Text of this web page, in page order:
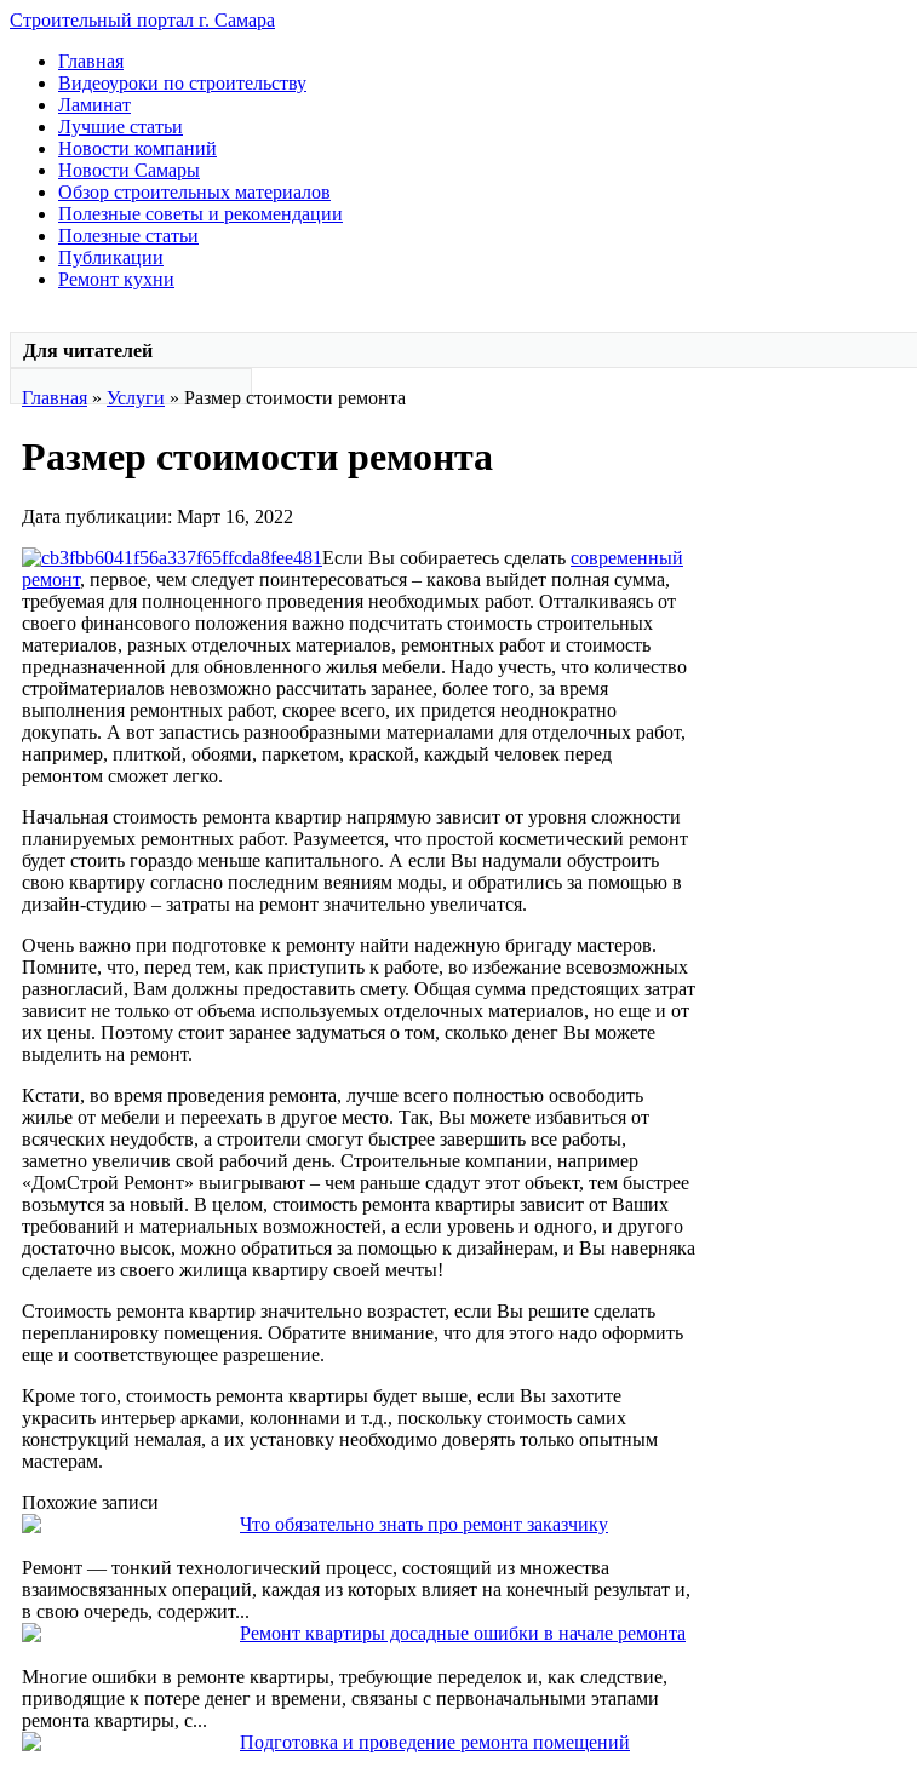
Строительный портал г. Самара
Главная
Видеоуроки по строительству
Ламинат
Лучшие статьи
Новости компаний
Новости Самары
Обзор строительных материалов
Полезные советы и рекомендации
Полезные статьи
Публикации
Ремонт кухни
Для читателей
Главная » Услуги » Размер стоимости ремонта
Размер стоимости ремонта
Дата публикации: Март 16, 2022
Если Вы собираетесь сделать современный
ремонт, первое, чем следует поинтересоваться – какова выйдет полная сумма,
требуемая для полноценного проведения необходимых работ. Отталкиваясь от
своего финансового положения важно подсчитать стоимость строительных
материалов, разных отделочных материалов, ремонтных работ и стоимость
предназначенной для обновленного жилья мебели. Надо учесть, что количество
стройматериалов невозможно рассчитать заранее, более того, за время
выполнения ремонтных работ, скорее всего, их придется неоднократно
докупать. А вот запастись разнообразными материалами для отделочных работ,
например, плиткой, обоями, паркетом, краской, каждый человек перед
ремонтом сможет легко.
Начальная стоимость ремонта квартир напрямую зависит от уровня сложности
планируемых ремонтных работ. Разумеется, что простой косметический ремонт
будет стоить гораздо меньше капитального. А если Вы надумали обустроить
свою квартиру согласно последним веяниям моды, и обратились за помощью в
дизайн-студию – затраты на ремонт значительно увеличатся.
Очень важно при подготовке к ремонту найти надежную бригаду мастеров.
Помните, что, перед тем, как приступить к работе, во избежание всевозможных
разногласий, Вам должны предоставить смету. Общая сумма предстоящих затрат
зависит не только от объема используемых отделочных материалов, но еще и от
их цены. Поэтому стоит заранее задуматься о том, сколько денег Вы можете
выделить на ремонт.
Кстати, во время проведения ремонта, лучше всего полностью освободить
жилье от мебели и переехать в другое место. Так, Вы можете избавиться от
всяческих неудобств, а строители смогут быстрее завершить все работы,
заметно увеличив свой рабочий день. Строительные компании, например
«ДомСтрой Ремонт» выигрывают – чем раньше сдадут этот объект, тем быстрее
возьмутся за новый. В целом, стоимость ремонта квартиры зависит от Ваших
требований и материальных возможностей, а если уровень и одного, и другого
достаточно высок, можно обратиться за помощью к дизайнерам, и Вы наверняка
сделаете из своего жилища квартиру своей мечты!
Стоимость ремонта квартир значительно возрастет, если Вы решите сделать
перепланировку помещения. Обратите внимание, что для этого надо оформить
еще и соответствующее разрешение.
Кроме того, стоимость ремонта квартиры будет выше, если Вы захотите
украсить интерьер арками, колоннами и т.д., поскольку стоимость самих
конструкций немалая, а их установку необходимо доверять только опытным
мастерам.
Похожие записи
Что обязательно знать про ремонт заказчику
Ремонт — тонкий технологический процесс, состоящий из множества
взаимосвязанных операций, каждая из которых влияет на конечный результат и,
в свою очередь, содержит...
Ремонт квартиры досадные ошибки в начале ремонта
Многие ошибки в ремонте квартиры, требующие переделок и, как следствие,
приводящие к потере денег и времени, связаны с первоначальными этапами
ремонта квартиры, с...
Подготовка и проведение ремонта помещений